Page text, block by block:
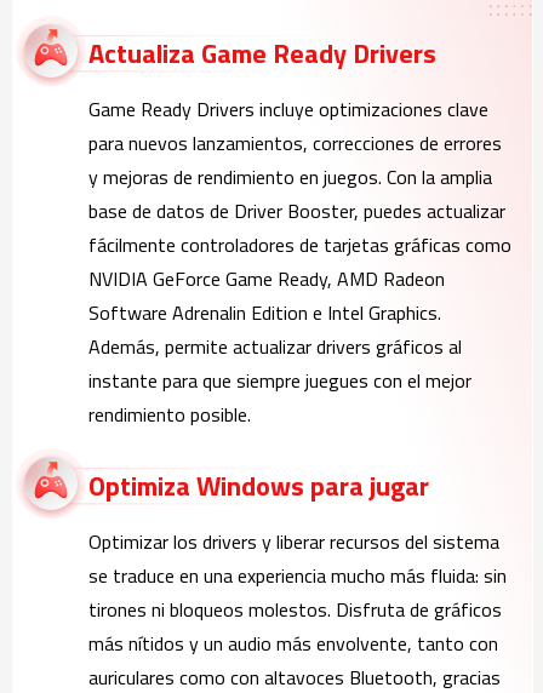
Actualiza Game Ready Drivers
Game Ready Drivers incluye optimizaciones clave
para nuevos lanzamientos, correcciones de errores
y mejoras de rendimiento en juegos. Con la amplia
base de datos de Driver Booster, puedes actualizar
fácilmente controladores de tarjetas gráficas como
NVIDIA GeForce Game Ready, AMD Radeon
Software Adrenalin Edition e Intel Graphics.
Además, permite actualizar drivers gráficos al
instante para que siempre juegues con el mejor
rendimiento posible.
Optimiza Windows para jugar
Optimizar los drivers y liberar recursos del sistema
se traduce en una experiencia mucho más fluida: sin
tirones ni bloqueos molestos. Disfruta de gráficos
más nítidos y un audio más envolvente, tanto con
auriculares como con altavoces Bluetooth, gracias